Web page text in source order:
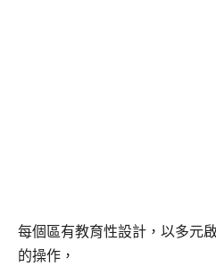
每個區有教育性設計，以多元
的操作，